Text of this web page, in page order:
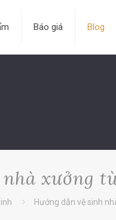
Báo giá Blog
xưởng
Hướng dẫn vệ sinh